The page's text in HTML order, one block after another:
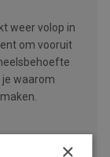
weer volop in
om vooruit
je waarom
×